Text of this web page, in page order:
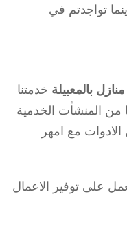
تواجدتم في
بالمعبيلة خدمتنا
من المنشأت الخدمية
مع امهر
على توفير الاعمال